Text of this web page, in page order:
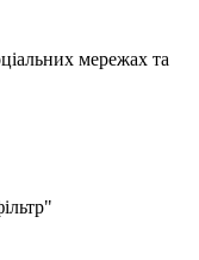
мережах та